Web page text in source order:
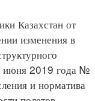
Казахстан от
изменения в
июня 2019 года №
и норматива